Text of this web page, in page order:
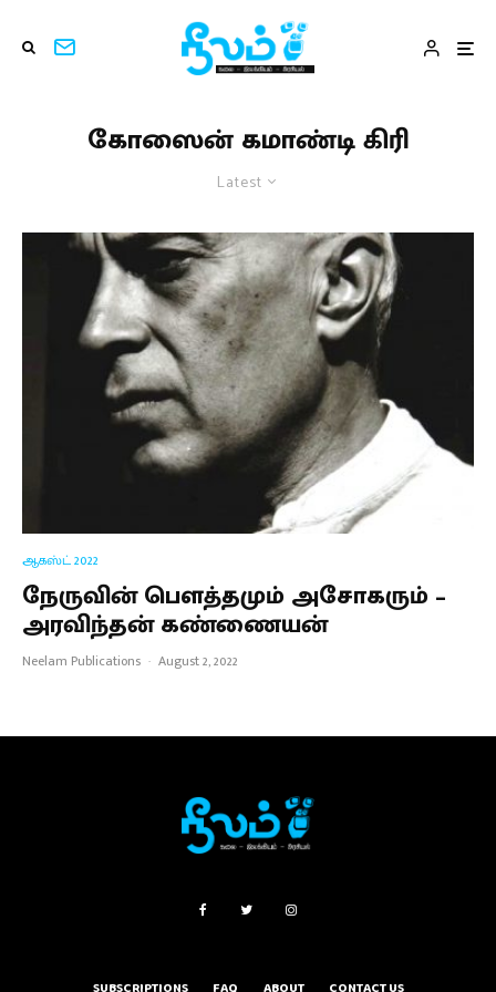
கோஸைன் கமாண்டி கிரி
Latest
ஆகஸ்ட் 2022
நேருவின் பௌத்தமும் அசோகரும் –
அரவிந்தன் கண்ணையன்
Neelam Publications · August 2, 2022